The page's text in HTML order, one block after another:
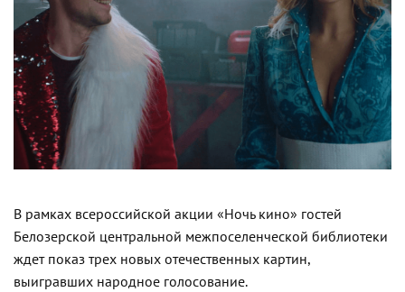
В рамках всероссийской акции «Ночь кино» гостей
Белозерской центральной межпоселенческой библиотеки
ждет показ трех новых отечественных картин,
выигравших народное голосование.